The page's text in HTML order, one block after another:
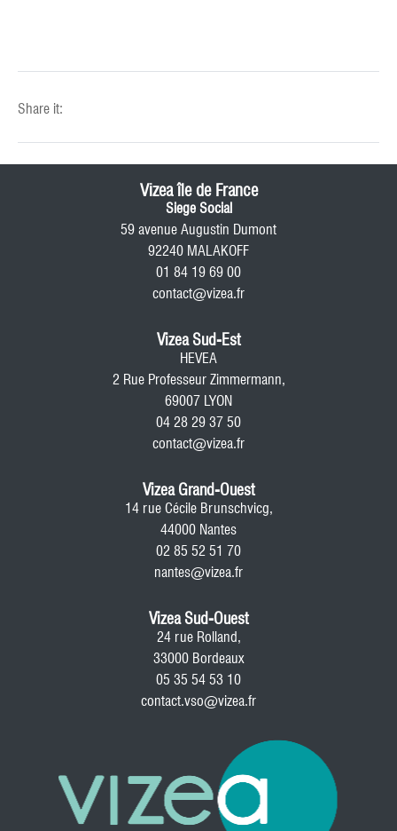
Share it:
Vizea île de France
Siege Social
59 avenue Augustin Dumont
92240 MALAKOFF
01 84 19 69 00
contact@vizea.fr
Vizea Sud-Est
HEVEA
2 Rue Professeur Zimmermann,
69007 LYON
04 28 29 37 50
contact@vizea.fr
Vizea Grand-Ouest
14 rue Cécile Brunschvicg,
44000 Nantes
02 85 52 51 70
nantes@vizea.fr
Vizea Sud-Ouest
24 rue Rolland,
33000 Bordeaux
05 35 54 53 10
contact.vso@vizea.fr